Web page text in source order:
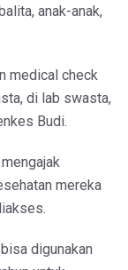
anak-anak,
medical check
di lab swasta,
Budi.
mereka
digunakan